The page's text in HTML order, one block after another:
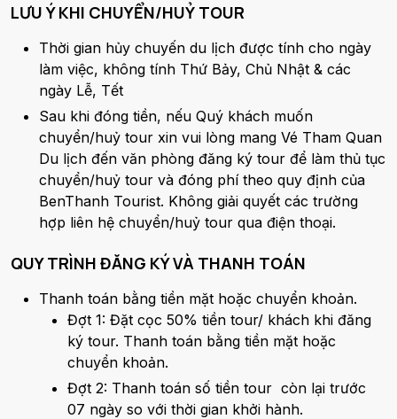
LƯU Ý KHI CHUYỂN/HUỶ TOUR
Thời gian hủy chuyến du lịch được tính cho ngày
làm việc, không tính Thứ Bảy, Chủ Nhật & các
ngày Lễ, Tết
Sau khi đóng tiền, nếu Quý khách muốn
chuyển/huỷ tour xin vui lòng mang Vé Tham Quan
Du lịch đến văn phòng đăng ký tour để làm thủ tục
chuyển/huỷ tour và đóng phí theo quy định của
BenThanh Tourist. Không giải quyết các trường
hợp liên hệ chuyển/huỷ tour qua điện thoại.
QUY TRÌNH ĐĂNG KÝ VÀ THANH TOÁN
Thanh toán bằng tiền mặt hoặc chuyển khoản.
Đợt 1: Đặt cọc 50% tiền tour/ khách khi đăng
ký tour. Thanh toán bằng tiền mặt hoặc
chuyển khoản.
Đợt 2: Thanh toán số tiền tour còn lại trước
07 ngày so với thời gian khởi hành.